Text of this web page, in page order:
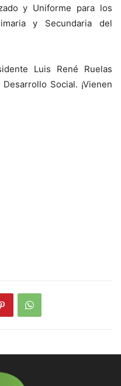
y Uniforme para los
y Secundaria del
Luis René Ruelas
Social. ¡Vienen